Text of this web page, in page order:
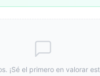
¡Sé el primero en valorar